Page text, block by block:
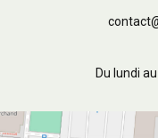
contact
Du lundi